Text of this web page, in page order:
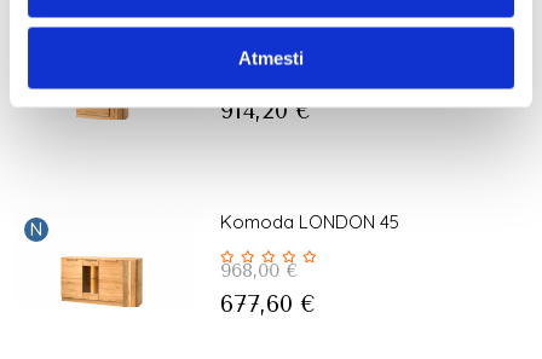
Atmesti
N Vitrina LONDON 12
914,20 €
N Komoda LONDON 45
968,00 €
677,60 €